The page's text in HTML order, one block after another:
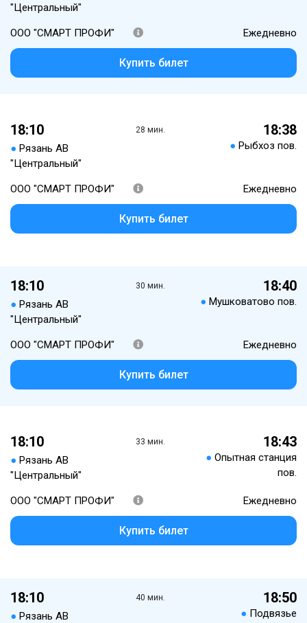
"Центральный"
ООО "СМАРТ ПРОФИ" Ежедневно
Купить билет
18:10
● Рязань АВ
"Центральный"
28 мин. 18:38
● Рыбхоз пов.
ООО "СМАРТ ПРОФИ" Ежедневно
Купить билет
18:10
● Рязань АВ
"Центральный"
30 мин. 18:40
● Мушковатово пов.
ООО "СМАРТ ПРОФИ" Ежедневно
Купить билет
18:10
● Рязань АВ
"Центральный"
33 мин. 18:43
● Опытная станция
пов.
ООО "СМАРТ ПРОФИ" Ежедневно
Купить билет
18:10
● Рязань АВ
40 мин. 18:50
● Подвязье